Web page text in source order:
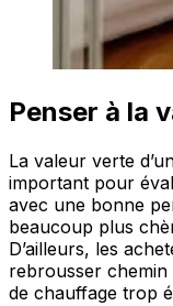
Penser à la
La valeur verte
important pour
avec une bonne
beaucoup plus
D’ailleurs, les
rebrousser chemin
de chauffage trop